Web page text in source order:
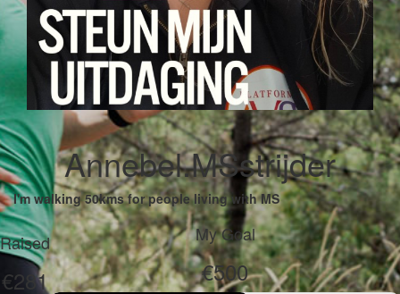
Annebel.MSstrijder
I'm walking 50kms for people living with MS
Raised
€281
My Goal
€500